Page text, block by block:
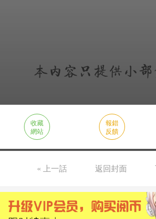
收藏
網站
報錯
反饋
« 上一話 返回封面